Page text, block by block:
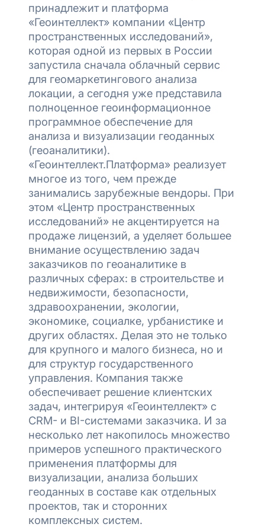
принадлежит и платформа
«Геоинтеллект» компании «Центр
пространственных исследований»,
которая одной из первых в России
запустила сначала облачный сервис
для геомаркетингового анализа
локации, а сегодня уже представила
полноценное геоинформационное
программное обеспечение для
анализа и визуализации геоданных
(геоаналитики).
«Геоинтеллект.Платформа» реализует
многое из того, чем прежде
занимались зарубежные вендоры. При
этом «Центр пространственных
исследований» не акцентируется на
продаже лицензий, а уделяет большее
внимание осуществлению задач
заказчиков по геоаналитике в
различных сферах: в строительстве и
недвижимости, безопасности,
здравоохранении, экологии,
экономике, социалке, урбанистике и
других областях. Делая это не только
для крупного и малого бизнеса, но и
для структур государственного
управления. Компания также
обеспечивает решение клиентских
задач, интегрируя «Геоинтеллект» с
CRM- и BI-системами заказчика. И за
несколько лет накопилось множество
примеров успешного практического
применения платформы для
визуализации, анализа больших
геоданных в составе как отдельных
проектов, так и сторонних
комплексных систем.